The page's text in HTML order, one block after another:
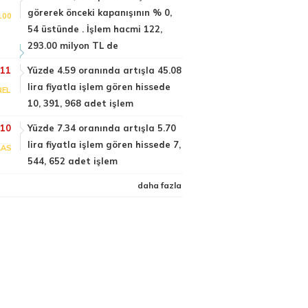
görerek önceki kapanışının % 0,
54 üstünde . İşlem hacmi 122,
293.00 milyon TL de
Yüzde 4.59 oranında artışla 45.08
lira fiyatla işlem gören hissede
10, 391, 968 adet işlem
Yüzde 7.34 oranında artışla 5.70
lira fiyatla işlem gören hissede 7,
544, 652 adet işlem
daha fazla